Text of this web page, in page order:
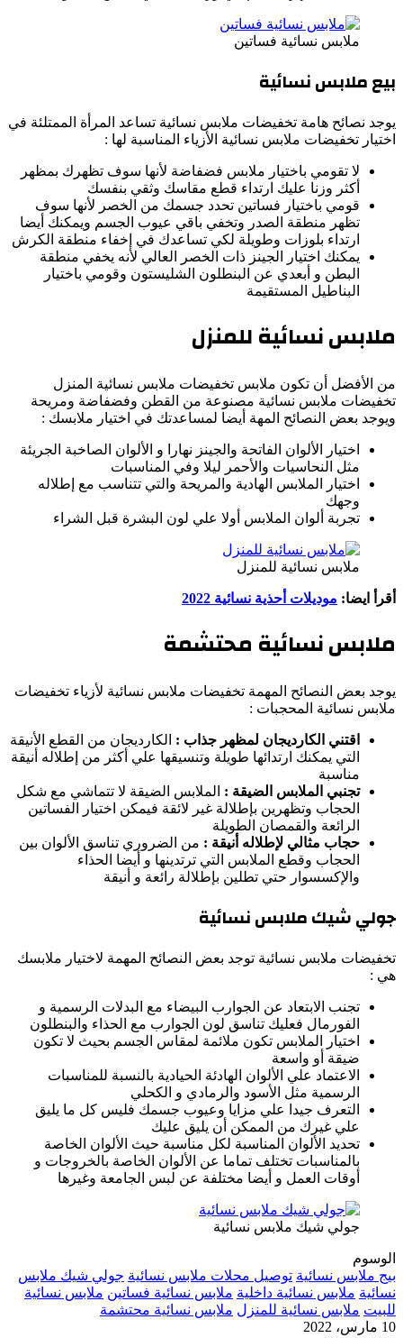
ملابس نسائية فساتين
بيع ملابس نسائية
يوجد نصائح هامة تخفيضات ملابس نسائية تساعد المرأة الممتلئة في
اختيار تخفيضات ملابس نسائية الأزياء المناسبة لها :
لا تقومي باختيار ملابس فضفاضة لأنها سوف تظهرك بمظهر
أكثر وزنا عليك ارتداء قطع مقاسك وثقي بنفسك
قومي باختيار فساتين تحدد جسمك من الخصر لأنها سوف
تظهر منطقة الصدر وتخفي باقي عيوب الجسم ويمكنك أيضا
ارتداء بلوزات وطويلة لكي تساعدك في إخفاء منطقة الكرش
يمكنك اختيار الجينز ذات الخصر العالي لأنه يخفي منطقة
البطن و أبعدي عن البنطلون الشليستون وقومي باختيار
البناطيل المستقيمة
ملابس نسائية للمنزل
من الأفضل أن تكون ملابس تخفيضات ملابس نسائية المنزل
تخفيضات ملابس نسائية مصنوعة من القطن وفضفاضة ومريحة
ويوجد بعض النصائح المهة أيضا لمساعدتك في اختيار ملابسك :
اختيار الألوان الفاتحة والجينز نهارا و الألوان الصاخبة الجريئة
مثل النحاسيات والأحمر ليلا وفي المناسبات
اختيار الملابس الهادية والمريحة والتي تتناسب مع إطلاله
وجهك
تجربة ألوان الملابس أولا علي لون البشرة قبل الشراء
ملابس نسائية للمنزل
أقرأ ايضا: موديلات أحذية نسائية 2022
ملابس نسائية محتشمة
يوجد بعض النصائح المهمة تخفيضات ملابس نسائية لأزياء تخفيضات
ملابس نسائية المحجبات :
اقتني الكارديجان لمظهر جذاب : الكارديجان من القطع الأنيقة
التي يمكنك ارتدائها طويلة وتنسيقها علي أكثر من إطلاله أنيقة
مناسبة
تجنبي الملابس الضيقة : الملابس الضيقة لا تتماشي مع شكل
الحجاب وتظهرين بإطلالة غير لائقة فيمكن اختيار الفساتين
الرائعة والقمصان الطويلة
حجاب مثالي لإطلاله أنيقة : من الضروري تناسق الألوان بين
الحجاب وقطع الملابس التي ترتدينها و أيضا الحذاء
والإكسسوار حتي تطلين بإطلالة رائعة و أنيقة
جولي شيك ملابس نسائية
تخفيضات ملابس نسائية توجد بعض النصائح المهمة لاختيار ملابسك
هي :
تجنب الابتعاد عن الجوارب البيضاء مع البدلات الرسمية و
الفورمال فعليك تناسق لون الجوارب مع الحذاء والبنطلون
اختيار الملابس تكون ملائمة لمقاس الجسم بحيث لا تكون
ضيقة أو واسعة
الاعتماد علي الألوان الهادئة الحيادية بالنسبة للمناسبات
الرسمية مثل الأسود والرمادي و الكحلي
التعرف جيدا علي مزايا وعيوب جسمك فليس كل ما يليق
علي غيرك من الممكن أن يليق عليك
تحديد الألوان المناسبة لكل مناسبة حيث الألوان الخاصة
بالمناسبات تختلف تماما عن الألوان الخاصة بالخروجات و
أوقات العمل و أيضا مختلفة عن لبس الجامعة وغيرها
جولي شيك ملابس نسائية
الوسوم
بيج ملابس نسائية توصيل محلات ملابس نسائية جولي شيك ملابس
نسائية ملابس نسائية داخلية ملابس نسائية فساتين ملابس نسائية
للبيت ملابس نسائية للمنزل ملابس نسائية محتشمة
10 مارس، 2022